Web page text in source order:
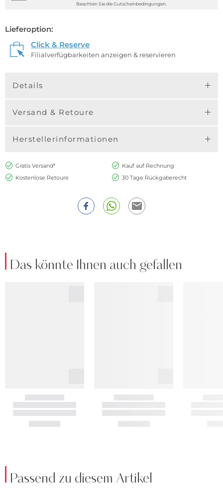
Beachten Sie die Gutscheinbedingungen.
Lieferoption:
Click & Reserve
Filialverfügbarkeiten anzeigen & reservieren
Details
Versand & Retoure
Herstellerinformationen
Gratis Versand*
Kauf auf Rechnung
Kostenlose Retoure
30 Tage Rückgaberecht
Das könnte Ihnen auch gefallen
Passend zu diesem Artikel